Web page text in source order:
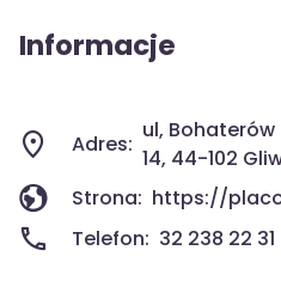
Informacje
Adres:
ul,
14, 44-102
Strona: https://
Telefon: 32 238 22 31